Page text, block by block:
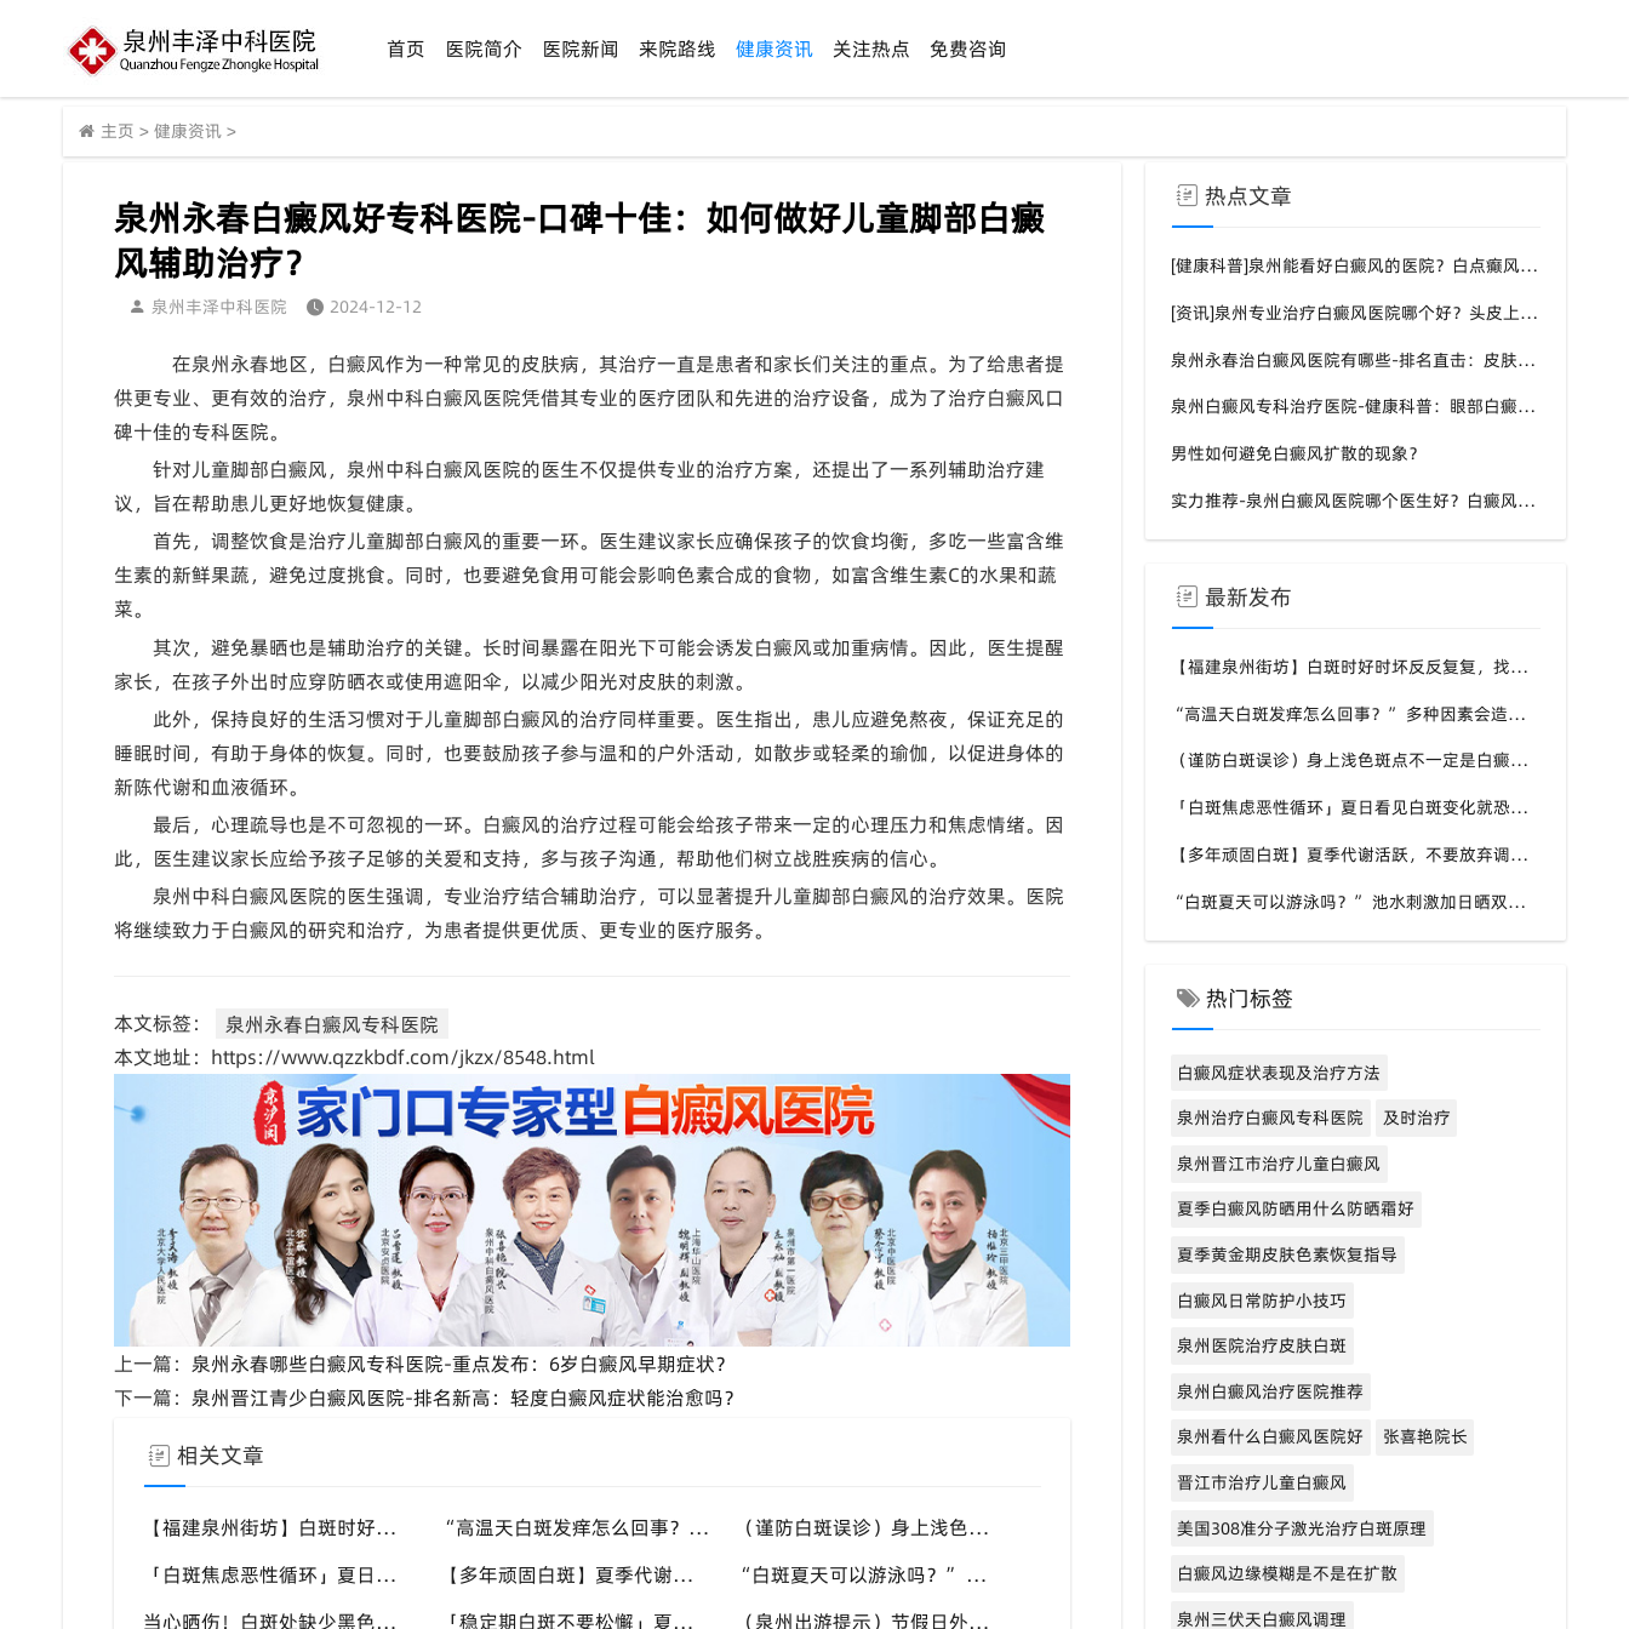
首页 医院简介 医院新闻 来院路线 健康资讯 关注热点 免费咨询
主页 > 健康资讯 >
泉州永春白癜风好专科医院-口碑十佳：如何做好儿童脚部白癜
风辅助治疗？
泉州丰泽中科医院 2024-12-12
在泉州永春地区，白癜风作为一种常见的皮肤病，其治疗一直是患者和家长们关注的重点。为了给患者提
供更专业、更有效的治疗，泉州中科白癜风医院凭借其专业的医疗团队和先进的治疗设备，成为了治疗白癜风口
碑十佳的专科医院。
针对儿童脚部白癜风，泉州中科白癜风医院的医生不仅提供专业的治疗方案，还提出了一系列辅助治疗建
议，旨在帮助患儿更好地恢复健康。
首先，调整饮食是治疗儿童脚部白癜风的重要一环。医生建议家长应确保孩子的饮食均衡，多吃一些富含维
生素的新鲜果蔬，避免过度挑食。同时，也要避免食用可能会影响色素合成的食物，如富含维生素C的水果和蔬
菜。
其次，避免暴晒也是辅助治疗的关键。长时间暴露在阳光下可能会诱发白癜风或加重病情。因此，医生提醒
家长，在孩子外出时应穿防晒衣或使用遮阳伞，以减少阳光对皮肤的刺激。
此外，保持良好的生活习惯对于儿童脚部白癜风的治疗同样重要。医生指出，患儿应避免熬夜，保证充足的
睡眠时间，有助于身体的恢复。同时，也要鼓励孩子参与温和的户外活动，如散步或轻柔的瑜伽，以促进身体的
新陈代谢和血液循环。
最后，心理疏导也是不可忽视的一环。白癜风的治疗过程可能会给孩子带来一定的心理压力和焦虑情绪。因
此，医生建议家长应给予孩子足够的关爱和支持，多与孩子沟通，帮助他们树立战胜疾病的信心。
泉州中科白癜风医院的医生强调，专业治疗结合辅助治疗，可以显著提升儿童脚部白癜风的治疗效果。医院
将继续致力于白癜风的研究和治疗，为患者提供更优质、更专业的医疗服务。
本文标签：
泉州永春白癜风专科医院
本文地址：https://www.qzzkbdf.com/jkzx/8548.html
上一篇： 泉州永春哪些白癜风专科医院-重点发布：6岁白癜风早期症状？
下一篇： 泉州晋江青少白癜风医院-排名新高：轻度白癜风症状能治愈吗？
相关文章
【福建泉州街坊】白斑时好时坏反反复复，找不准诱因，泉州中科白癜风医院帮梳理夏季白斑波动各类诱因 “高温天白斑发痒怎么回事？” 多种因素会造成白斑处瘙痒，泉州中科白癜风医院讲解白斑发痒的处理方式
（谨防白斑误诊）身上浅色斑点不一定是白癜风，盲目用药危害皮肤，泉州中科白癜风医院建议先明确白斑类型
「白斑焦虑恶性循环」夏日看见白斑变化就恐慌，负面情绪反加重病情，泉州中科白癜风医院呼吁放平心态应对
【多年顽固白斑】夏季代谢活跃，不要放弃调理机会，泉州中科白癜风医院建议结合自身情况定制改善思路
“白斑夏天可以游泳吗？” 池水刺激加日晒双重考验，泉州中科白癜风医院告知白癜风人群游泳防护要点
当心晒伤！白斑处缺少黑色素保护，晒伤后极易扩大，泉州中科白癜风医院教白癜风患者科学抵御日晒
「稳定期白斑不要松懈」夏秋气候多变，很多患者白斑再度活跃，泉州中科白癜风医院定期复查很重要 （泉州出游提示）节假日外出，白癜风患者备好防晒用品，泉州中科白癜风医院避开白斑扩散各类诱因
热点文章
[健康科普]泉州能看好白癜风的医院？白点癫风需要注意什么饮食？
[资讯]泉州专业治疗白癜风医院哪个好？头皮上有一块白色厚厚的头皮？
泉州永春治白癜风医院有哪些-排名直击：皮肤白斑是什么原因导致的？
泉州白癜风专科治疗医院-健康科普：眼部白癜风症状？
男性如何避免白癜风扩散的现象？
实力推荐-泉州白癜风医院哪个医生好？白癜风症状表现都有什么？
最新发布
【福建泉州街坊】白斑时好时坏反反复复，找不准诱因，泉州中科白癜风医院帮梳理夏季白斑波动各类诱因
“高温天白斑发痒怎么回事？” 多种因素会造成白斑处瘙痒，泉州中科白癜风医院讲解白斑发痒的处理方式
（谨防白斑误诊）身上浅色斑点不一定是白癜风，盲目用药危害皮肤，泉州中科白癜风医院建议先明确白斑类型
「白斑焦虑恶性循环」夏日看见白斑变化就恐慌，负面情绪反加重病情，泉州中科白癜风医院呼吁放平心态应对
【多年顽固白斑】夏季代谢活跃，不要放弃调理机会，泉州中科白癜风医院建议结合自身情况定制改善思路
“白斑夏天可以游泳吗？” 池水刺激加日晒双重考验，泉州中科白癜风医院告知白癜风人群游泳防护要点
热门标签
白癜风症状表现及治疗方法
泉州治疗白癜风专科医院
及时治疗
泉州晋江市治疗儿童白癜风
夏季白癜风防晒用什么防晒霜好
夏季黄金期皮肤色素恢复指导
白癜风日常防护小技巧
泉州医院治疗皮肤白斑
泉州白癜风治疗医院推荐
泉州看什么白癜风医院好
张喜艳院长
晋江市治疗儿童白癜风
美国308准分子激光治疗白斑原理
白癜风边缘模糊是不是在扩散
泉州三伏天白癜风调理